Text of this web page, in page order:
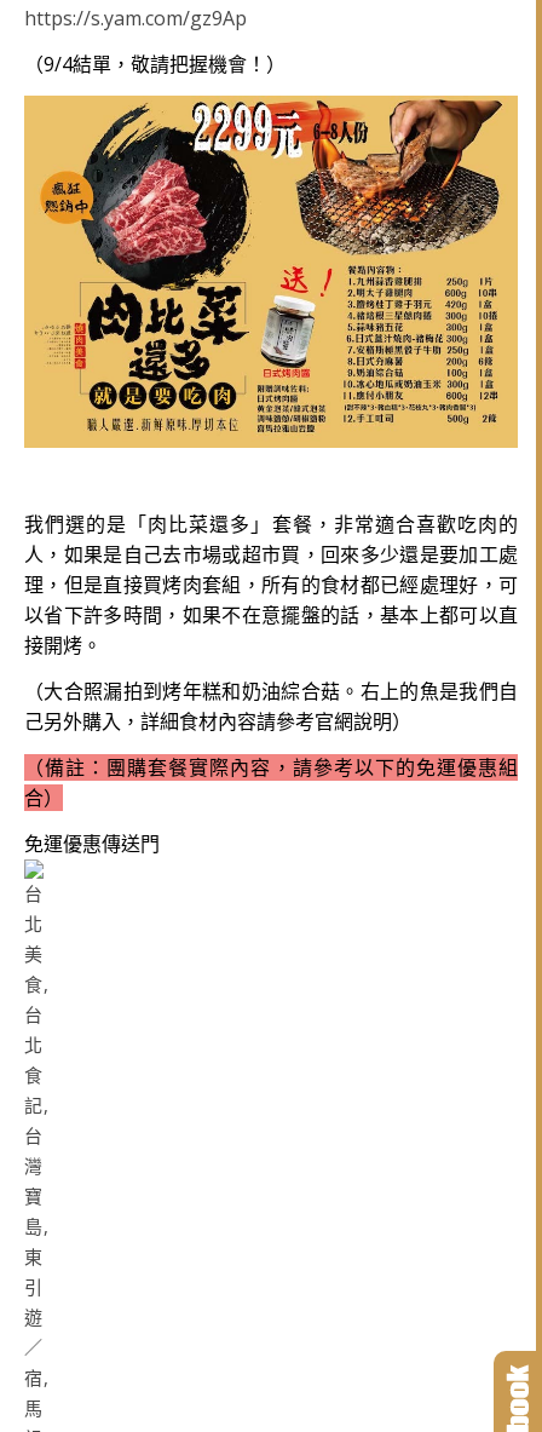
https://s.yam.com/gz9Ap
（9/4結單，敬請把握機會！）
我們選的是「肉比菜還多」套餐，非常適合喜歡吃肉的
人，如果是自己去市場或超市買，回來多少還是要加工處
理，但是直接買烤肉套組，所有的食材都已經處理好，可
以省下許多時間，如果不在意擺盤的話，基本上都可以直
接開烤。
（大合照漏拍到烤年糕和奶油綜合菇。右上的魚是我們自
己另外購入，詳細食材內容請參考官網說明）
（備註：團購套餐實際內容，請參考以下的免運優惠組
合）
免運優惠傳送門